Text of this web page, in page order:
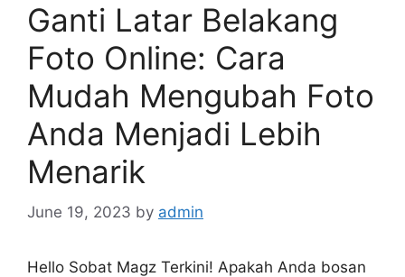
Ganti Latar Belakang
Foto Online: Cara
Mudah Mengubah Foto
Anda Menjadi Lebih
Menarik
June 19, 2023 by admin
Hello Sobat Magz Terkini! Apakah Anda bosan